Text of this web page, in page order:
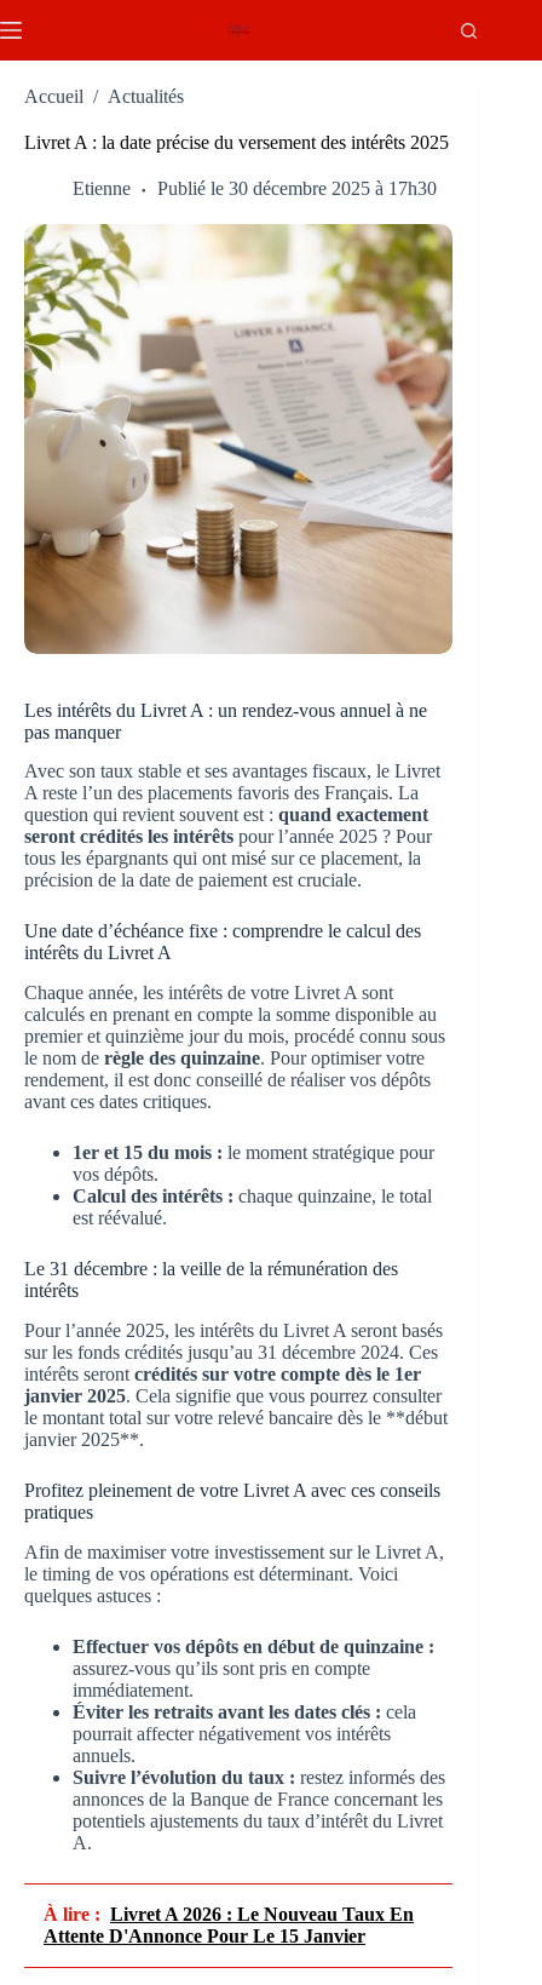
au
Accueil / Actualités
Livret A : la date précise du versement des intérêts 2025
Etienne Publié le 30 décembre 2025 à 17h30
Les intérêts du Livret A : un rendez-vous annuel à ne
pas manquer
Avec son taux stable et ses avantages fiscaux, le Livret
A reste l’un des placements favoris des Français. La
question qui revient souvent est : quand exactement
seront crédités les intérêts pour l’année 2025 ? Pour
tous les épargnants qui ont misé sur ce placement, la
précision de la date de paiement est cruciale.
Une date d’échéance fixe : comprendre le calcul des
intérêts du Livret A
Chaque année, les intérêts de votre Livret A sont
calculés en prenant en compte la somme disponible au
premier et quinzième jour du mois, procédé connu sous
le nom de règle des quinzaine. Pour optimiser votre
rendement, il est donc conseillé de réaliser vos dépôts
avant ces dates critiques.
1er et 15 du mois : le moment stratégique pour
vos dépôts.
Calcul des intérêts : chaque quinzaine, le total
est réévalué.
Le 31 décembre : la veille de la rémunération des
intérêts
Pour l’année 2025, les intérêts du Livret A seront basés
sur les fonds crédités jusqu’au 31 décembre 2024. Ces
intérêts seront crédités sur votre compte dès le 1er
janvier 2025. Cela signifie que vous pourrez consulter
le montant total sur votre relevé bancaire dès le **début
janvier 2025**.
Profitez pleinement de votre Livret A avec ces conseils
pratiques
Afin de maximiser votre investissement sur le Livret A,
le timing de vos opérations est déterminant. Voici
quelques astuces :
Effectuer vos dépôts en début de quinzaine :
assurez-vous qu’ils sont pris en compte
immédiatement.
Éviter les retraits avant les dates clés : cela
pourrait affecter négativement vos intérêts
annuels.
Suivre l’évolution du taux : restez informés des
annonces de la Banque de France concernant les
potentiels ajustements du taux d’intérêt du Livret
A.
À lire : Livret A 2026 : Le Nouveau Taux En
Attente D'Annonce Pour Le 15 Janvier